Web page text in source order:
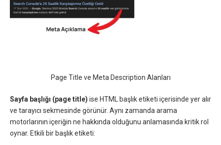
Page Title ve Meta Description Alanları
Sayfa başlığı (page title) ise HTML başlık etiketi içerisinde yer alır
ve tarayıcı sekmesinde görünür. Aynı zamanda arama
motorlarının içeriğin ne hakkında olduğunu anlamasında kritik rol
oynar. Etkili bir başlık etiketi: